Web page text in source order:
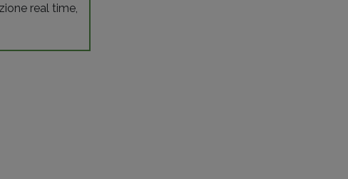
real time,